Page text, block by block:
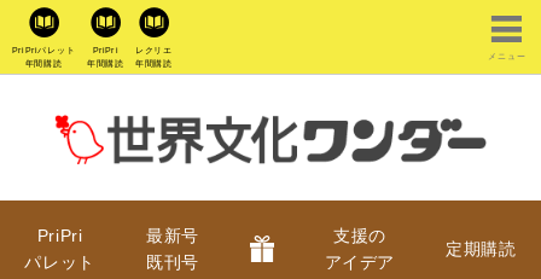
PriPriパレット
年間購読
PriPri
年間購読
レクリエ
年間購読
メニュー
PriPri
パレット
最新号
既刊号
支援の
アイデア
定期購読